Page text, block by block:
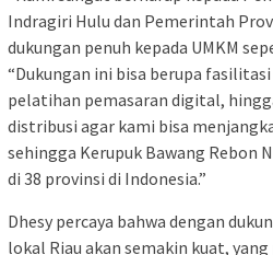
Indragiri Hulu dan Pemerintah
dukungan penuh kepada UMKM
“Dukungan ini bisa berupa
pelatihan pemasaran digital,
distribusi agar kami bisa
sehingga Kerupuk Bawang Rebon
di 38 provinsi di Indonesia.”
Dhesy percaya bahwa dengan
lokal Riau akan semakin kuat,